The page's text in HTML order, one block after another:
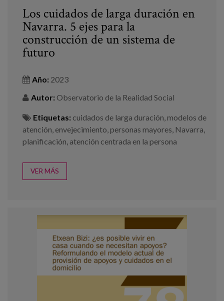
Los cuidados de larga duración en
Navarra. 5 ejes para la
construcción de un sistema de
futuro
Año: 2023
Autor: Observatorio de la Realidad Social
Etiquetas: cuidados de larga duración,modelos de
atención, envejecimiento,personas mayores, Navarra,
planificación, atención centrada en la persona
VER MÁS